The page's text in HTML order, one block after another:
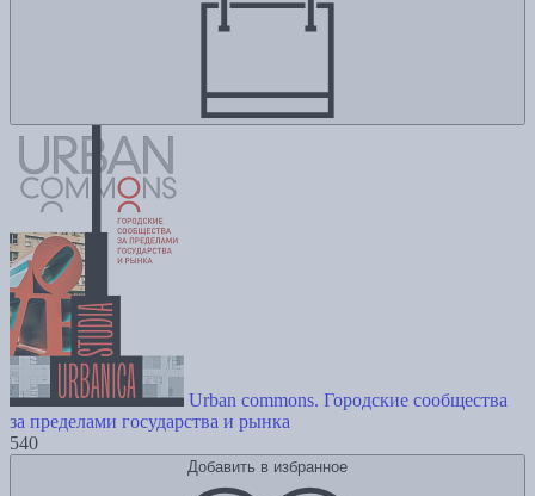
Urban commons. Городские сообщества
за пределами государства и рынка
540
Добавить в избранное